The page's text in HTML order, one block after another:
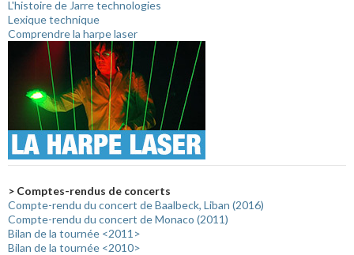
L'histoire de Jarre technologies
Lexique technique
Comprendre la harpe laser
> Comptes-rendus de concerts
Compte-rendu du concert de Baalbeck, Liban (2016)
Compte-rendu du concert de Monaco (2011)
Bilan de la tournée <2011>
Bilan de la tournée <2010>